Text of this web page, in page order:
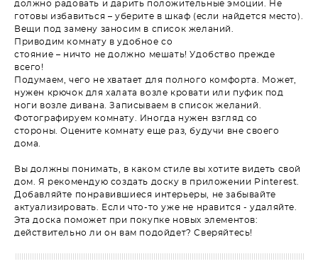
должно радовать и дарить положительные эмоции. Не
готовы избавиться – уберите в шкаф (если найдется место).
Вещи под замену заносим в список желаний.
Приводим комнату в удобное со
стояние – ничто не должно мешать! Удобство прежде
всего!
Подумаем, чего не хватает для полного комфорта. Может,
нужен крючок для халата возле кровати или пуфик под
ноги возле дивана. Записываем в список желаний.
Фотографируем комнату. Иногда нужен взгляд со
стороны. Оцените комнату еще раз, будучи вне своего
дома.
Вы должны понимать, в каком стиле вы хотите видеть свой
дом. Я рекомендую создать доску в приложении Pinterest.
Добавляйте понравившиеся интерьеры, не забывайте
актуализировать. Если что-то уже не нравится - удаляйте.
Эта доска поможет при покупке новых элементов:
действительно ли он вам подойдет? Сверяйтесь!